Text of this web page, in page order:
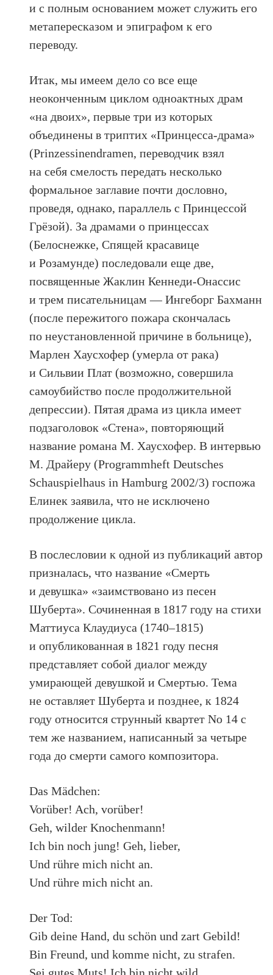
и с полным основанием может служить его
метапересказом и эпиграфом к его
переводу.
Итак, мы имеем дело со все еще
неоконченным циклом одноактных драм
«на двоих», первые три из которых
объединены в триптих «Принцесса-драма»
(Prinzessinendramen, переводчик взял
на себя смелость передать несколько
формальное заглавие почти дословно,
проведя, однако, параллель с Принцессой
Грёзой). За драмами о принцессах
(Белоснежке, Спящей красавице
и Розамунде) последовали еще две,
посвященные Жаклин Кеннеди-Онассис
и трем писательницам — Ингеборг Бахманн
(после пережитого пожара скончалась
по неустановленной причине в больнице),
Марлен Хаусхофер (умерла от рака)
и Сильвии Плат (возможно, совершила
самоубийство после продолжительной
депрессии). Пятая драма из цикла имеет
подзаголовок «Стена», повторяющий
название романа М. Хаусхофер. В интервью
М. Драйеру (Programmheft Deutsches
Schauspielhaus in Hamburg 2002/3) госпожа
Елинек заявила, что не исключено
продолжение цикла.
В послесловии к одной из публикаций автор
призналась, что название «Смерть
и девушка» «заимствовано из песен
Шуберта». Сочиненная в 1817 году на стихи
Маттиуса Клаудиуса (1740–1815)
и опубликованная в 1821 году песня
представляет собой диалог между
умирающей девушкой и Cмертью. Тема
не оставляет Шуберта и позднее, к 1824
году относится струнный квартет No 14 с
тем же названием, написанный за четыре
года до смерти самого композитора.
Das Mädchen:
Vorüber! Ach, vorüber!
Geh, wilder Knochenmann!
Ich bin noch jung! Geh, lieber,
Und rühre mich nicht an.
Und rühre mich nicht an.
Der Tod:
Gib deine Hand, du schön und zart Gebild!
Bin Freund, und komme nicht, zu strafen.